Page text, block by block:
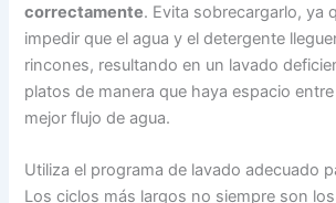
correctamente. Evita sobrecargarlo, ya
impedir que el agua y el detergente
rincones, resultando en un lavado
platos de manera que haya espacio
mejor flujo de agua.
Utiliza el programa de lavado adecuado
Los ciclos más largos no siempre son